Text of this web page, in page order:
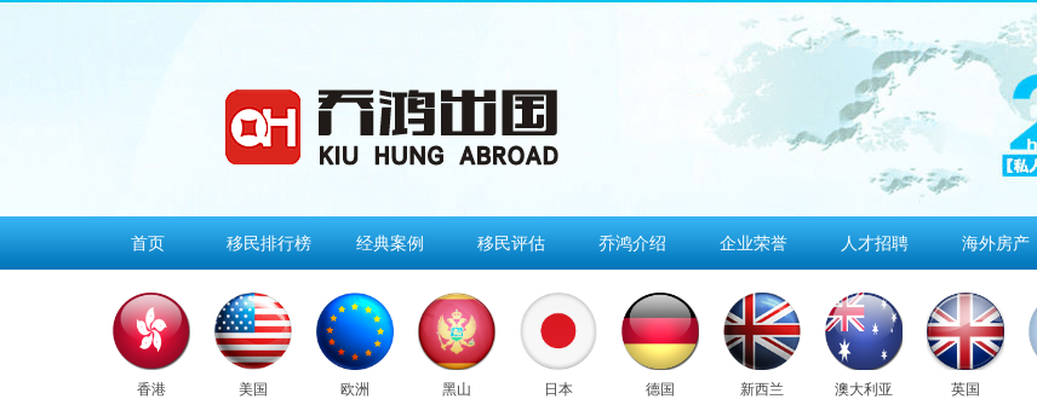
首页 移民排行榜 经典案例 移民评估 乔鸿介绍 企业荣誉 人才招聘 海外房产
香港 美国 欧洲 黑山 日本 德国 新西兰 澳大利亚 英国